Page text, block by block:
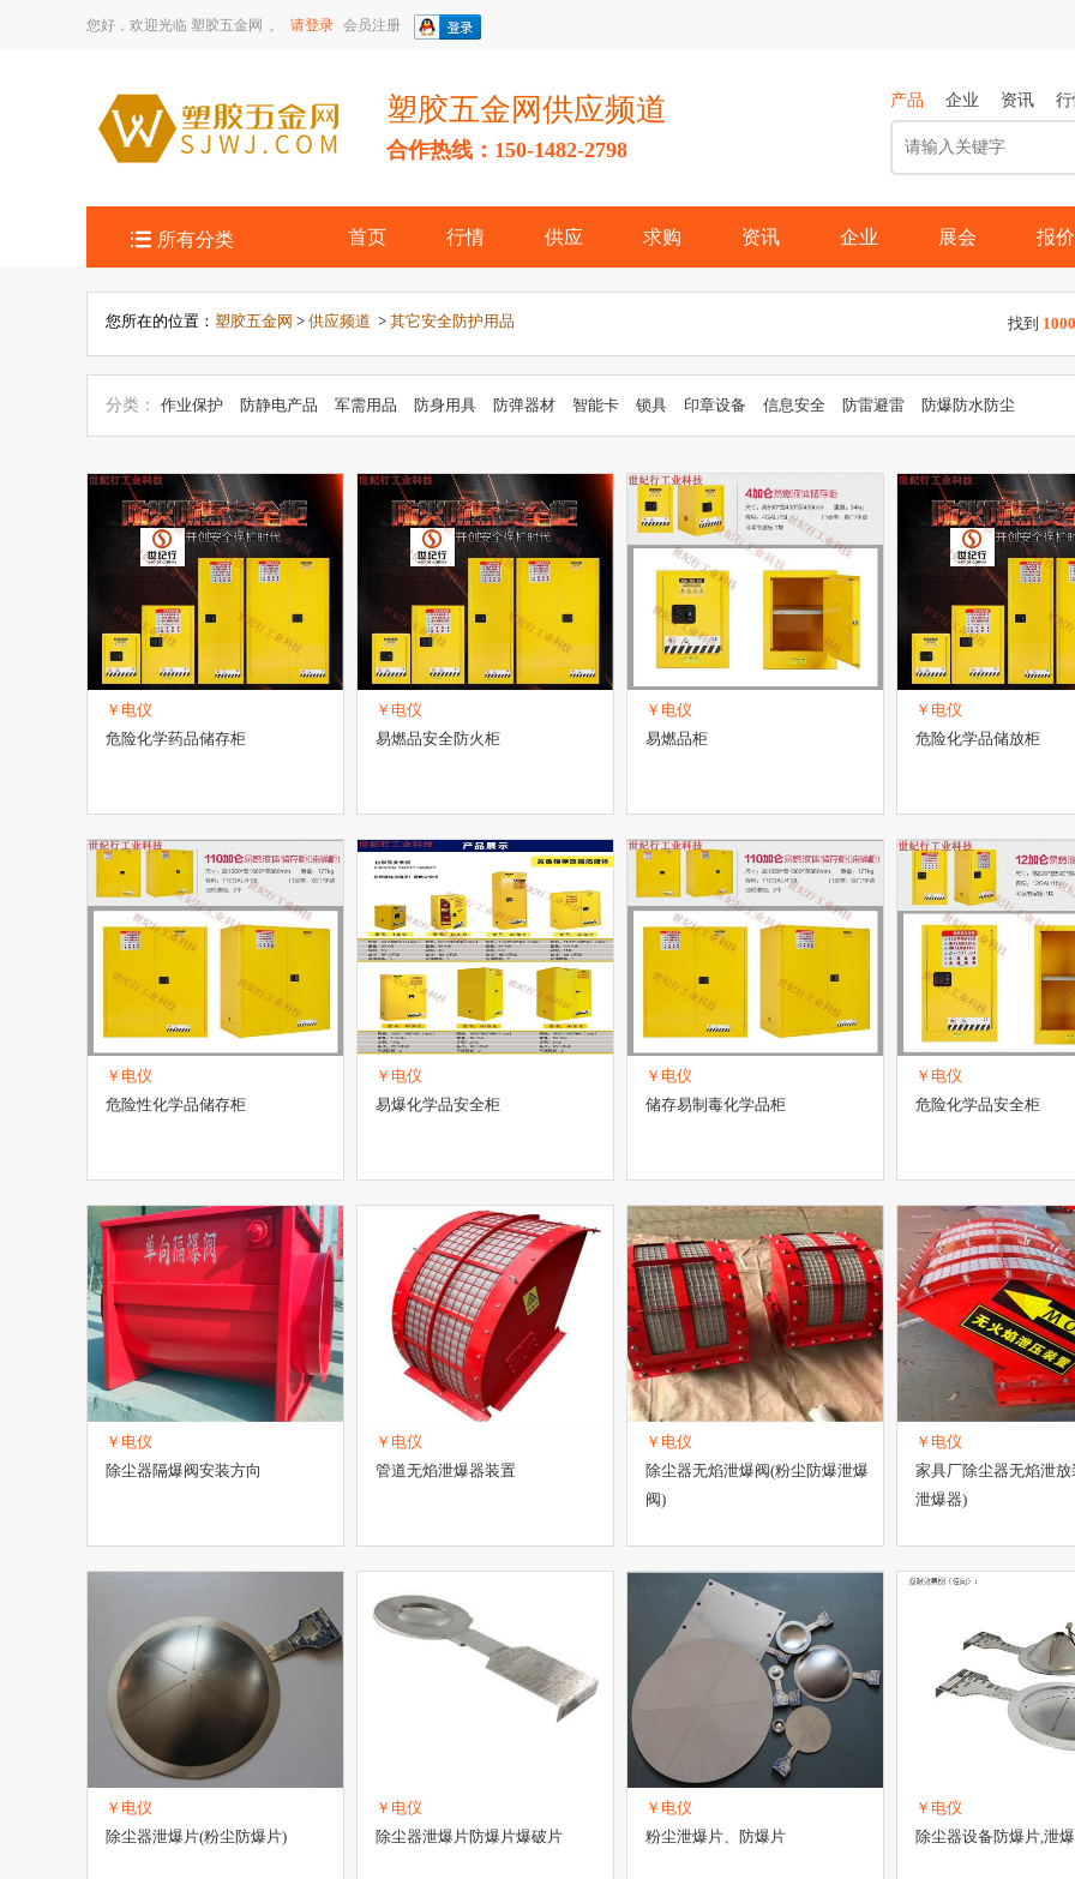
您好，欢迎光临 塑胶五金网 。 请登录 会员注册
塑胶五金网供应频道
合作热线：150-1482-2798
产品 企业 资讯
 所有分类 首页 行情 供应 求购 资讯 企业 展会 报价
您所在的位置： 塑胶五金网 > 供应频道 > 其它安全防护用品 找到
分类： 作业保护 防静电产品 军需用品 防身用具 防弹器材 智能卡 锁具 印章设备 信息安全 防雷避雷
防爆防水防尘
消防救援
二手安防产品 公共广播 防伪产品 灾害防护 智能交通 小区安防 建筑安防配件 楼宇对讲 安全标识
安全检查
交通指挥
监控器材 静电测试仪 警报设备 防盗装置 其它安全防护用品
￥电仪
危险化学药品储存柜
￥电仪
易燃品安全防火柜
￥电仪
易燃品柜
￥电仪
危险化学品储放柜
￥电仪
危险性化学品储存柜
￥电仪
易爆化学品安全柜
￥电仪
储存易制毒化学品柜
￥电仪
危险化学品安全柜
￥电仪
除尘器隔爆阀安装方向
￥电仪
管道无焰泄爆器装置
￥电仪
除尘器无焰泄爆阀(粉尘防爆泄爆
阀)
￥电仪
家具厂除尘器无焰泄
泄爆器)
￥电仪
除尘器泄爆片(粉尘防爆片)
￥电仪
除尘器泄爆片防爆片爆破片
￥电仪
粉尘泄爆片、防爆片
￥电仪
除尘器设备防爆片,泄